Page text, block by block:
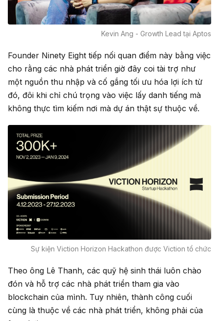
Kevin Ang - Growth Lead tại Aptos
Founder Ninety Eight tiếp nối quan điểm này bằng việc
cho rằng các nhà phát triển giờ đây coi tài trợ như
một nguồn thu nhập và cố gắng tối ưu hóa lợi ích từ
đó, đôi khi chỉ chú trọng vào việc lấy danh tiếng mà
không thực tìm kiếm nơi mà dự án thật sự thuộc về.
Sự kiện Viction Horizon Hackathon được Viction tổ chức
Theo ông Lê Thanh, các quỹ hệ sinh thái luôn chào
đón và hỗ trợ các nhà phát triển tham gia vào
blockchain của mình. Tuy nhiên, thành công cuối
cùng là thuộc về các nhà phát triển, không phải của